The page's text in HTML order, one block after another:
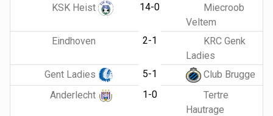
KSK Heist
14-0
Miecroob
Veltem
Eindhoven
2-1
KRC Genk
Ladies
Gent Ladies
5-1
Club Brugge
Anderlecht
1-0
Tertre
Hautrage